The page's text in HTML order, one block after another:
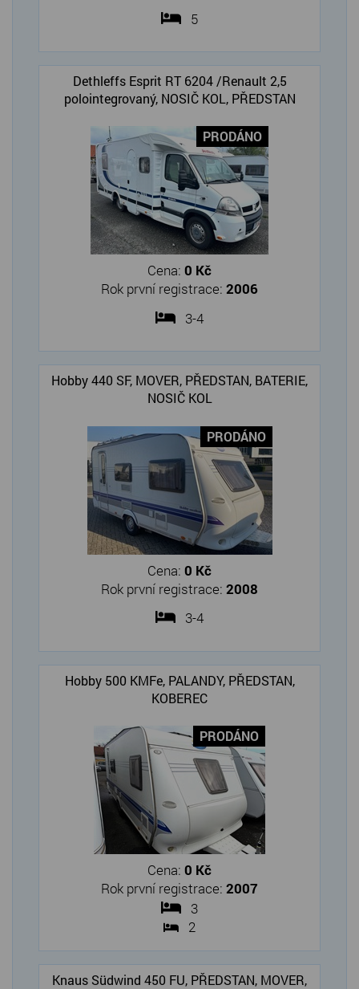
5
Dethleffs Esprit RT 6204 /Renault 2,5
polointegrovaný, NOSIČ KOL, PŘEDSTAN
PRODÁNO
Cena: 0 Kč
Rok první registrace: 2006
3-4
Hobby 440 SF, MOVER, PŘEDSTAN, BATERIE,
NOSIČ KOL
PRODÁNO
Cena: 0 Kč
Rok první registrace: 2008
3-4
Hobby 500 KMFe, PALANDY, PŘEDSTAN,
KOBEREC
PRODÁNO
Cena: 0 Kč
Rok první registrace: 2007
3
2
Knaus Südwind 450 FU, PŘEDSTAN, MOVER,